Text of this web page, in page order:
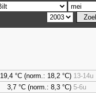
19,4 °C (norm.: 18,2 °C) 13-14u
3,7 °C (norm.: 8,3 °C) 5-6u